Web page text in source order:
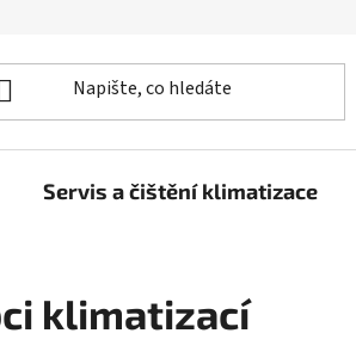
Servis a čištění klimatizace
klimatizací